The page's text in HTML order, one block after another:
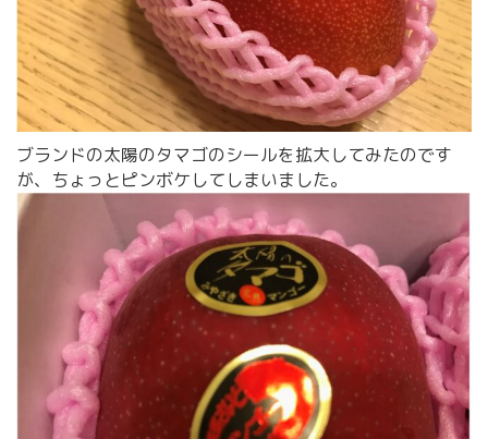
ブランドの太陽のタマゴのシールを拡大してみたのです
が、ちょっとピンボケしてしまいました。